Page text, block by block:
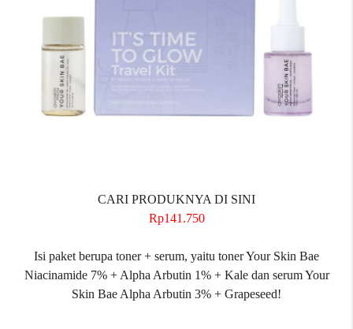
CARI PRODUKNYA DI SINI
Rp141.750
Isi paket berupa toner + serum, yaitu toner Your Skin Bae
Niacinamide 7% + Alpha Arbutin 1% + Kale dan serum Your
Skin Bae Alpha Arbutin 3% + Grapeseed!